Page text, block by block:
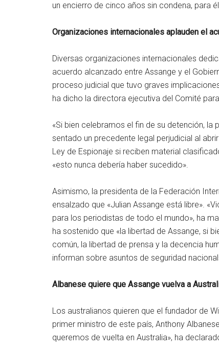
un encierro de cinco años sin condena, para
Organizaciones internacionales aplauden el
Diversas organizaciones internacionales
acuerdo alcanzado entre Assange y el
proceso judicial que tuvo graves
ha dicho la directora ejecutiva del Comité
«Si bien celebramos el fin de su detención,
sentado un precedente legal perjudicial al
Ley de Espionaje si reciben material
«esto nunca debería haber sucedido».
Asimismo, la presidenta de la Federación
ensalzado que «Julian Assange está libre».
para los periodistas de todo el mundo», ha
ha sostenido que «la libertad de Assange, si
común, la libertad de prensa y la decencia
informan sobre asuntos de seguridad
Albanese quiere que Assange vuelva a
Los australianos quieren que el fundador de
primer ministro de este país, Anthony
queremos de vuelta en Australia», ha